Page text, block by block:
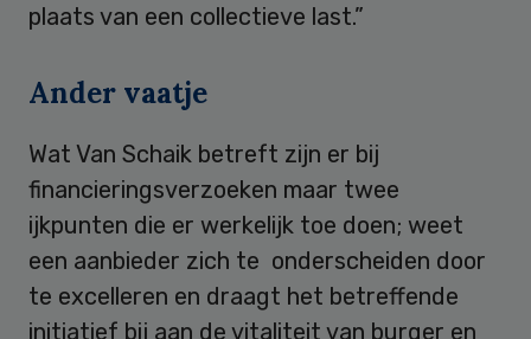
plaats van een collectieve last.”
Ander vaatje
Wat Van Schaik betreft zijn er bij
financieringsverzoeken maar twee
ijkpunten die er werkelijk toe doen; weet
een aanbieder zich te onderscheiden door
te excelleren en draagt het betreffende
initiatief bij aan de vitaliteit van burger en